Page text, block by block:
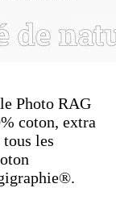
Photo RAG
coton, extra
les